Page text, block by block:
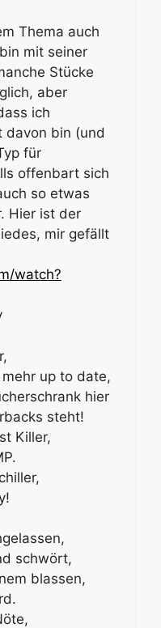
Thema auch
mit seiner
Stücke
aber
ich
davon bin (und
für
offenbart sich
so etwas
Hier ist der
mir gefällt
watch?
up to date,
hier
steht!
Killer,
schwört,
blassen,